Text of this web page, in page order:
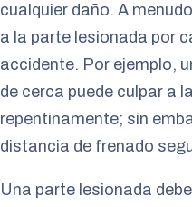
cualquier daño. A
a la parte lesionada por
accidente. Por ejemplo,
de cerca puede culpar a
repentinamente; sin
distancia de frenado
Una parte lesionada